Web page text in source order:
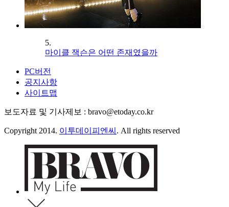
5.
마이클 잭슨은 어떤 존재였을까
PC버전
공지사항
사이트맵
보도자료 및 기사제보 : bravo@etoday.co.kr
Copyright 2014. 이투데이피엔씨 . All rights reserved